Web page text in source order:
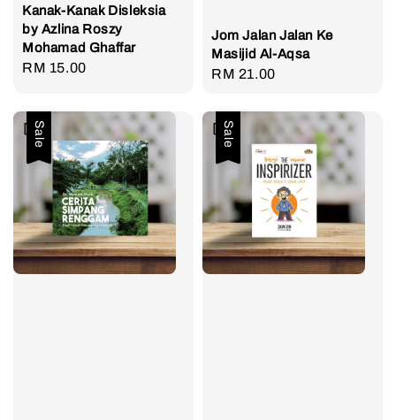
Kanak-Kanak Disleksia
by Azlina Roszy
Mohamad Ghaffar
Regular
RM 15.00
Jom Jalan Jalan Ke
Masijid Al-Aqsa
Regular
RM 21.00
Sale Sale